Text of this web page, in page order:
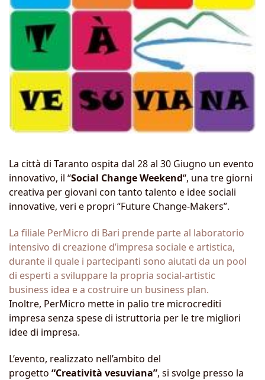
La città di Taranto ospita dal 28 al 30 Giugno un evento
innovativo, il “Social Change Weekend“, una tre giorni
creativa per giovani con tanto talento e idee sociali
innovative, veri e propri “Future Change-Makers”.
La filiale PerMicro di Bari prende parte al laboratorio
intensivo di creazione d’impresa sociale e artistica,
durante il quale i partecipanti sono aiutati da un pool
di esperti a sviluppare la propria social-artistic
business idea e a costruire un business plan.
Inoltre, PerMicro mette in palio tre microcrediti
impresa senza spese di istruttoria per le tre migliori
idee di impresa.
L’evento, realizzato nell’ambito del
progetto “Creatività vesuviana”, si svolge presso la